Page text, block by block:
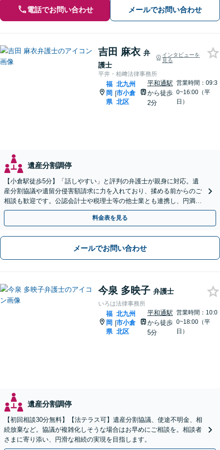
電話でお問い合わせ メールでお問い合わせ
吉田 麻衣 弁
護士
インタビューを
見る
平井・柏﨑法律事務所
福
岡
県
|
北九州
市小倉
北区
平和通駅
から徒歩
2分
営業時間：09:3
0~16:00（平
日）
遺産分割調停
【小倉駅徒歩5分】「話しやすい」と評判の弁護士が親身に対応。遺
産分割協議や遺留分侵害額請求に力を入れており、揉める前からのご
相談も歓迎です。公認会計士や税理士等の他士業とも連携し、円満な
解決を全力でサポートいたします。まずはご相談ください。
料金表を見る
メールでお問い合わせ
今泉 多映子 弁護士
いろは法律事務所
福
岡
県
|
北九州
市小倉
北区
平和通駅
から徒歩
5分
営業時間：10:0
0~18:00（平
日）
遺産分割調停
【初回相談30分無料】【法テラス可】遺産分割協議、使途不明金、相
続放棄など。協議が複雑化しそうな場合はお早めにご相談を。相談者
さまに寄り添い、円滑な相続の実現を目指します。